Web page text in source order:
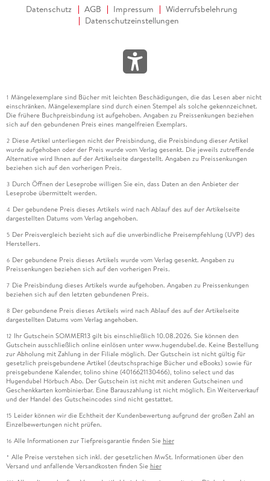
Datenschutz AGB Impressum
Widerrufsbelehrung
Datenschutzeinstellungen
1 Mängelexemplare sind Bücher mit leichten Beschädigungen, die das Lesen aber nicht
einschränken. Mängelexemplare sind durch einen Stempel als solche gekennzeichnet.
Die frühere Buchpreisbindung ist aufgehoben. Angaben zu Preissenkungen beziehen
sich auf den gebundenen Preis eines mangelfreien Exemplars.
2 Diese Artikel unterliegen nicht der Preisbindung, die Preisbindung dieser Artikel
wurde aufgehoben oder der Preis wurde vom Verlag gesenkt. Die jeweils zutreffende
Alternative wird Ihnen auf der Artikelseite dargestellt. Angaben zu Preissenkungen
beziehen sich auf den vorherigen Preis.
3 Durch Öffnen der Leseprobe willigen Sie ein, dass Daten an den Anbieter der
Leseprobe übermittelt werden.
4 Der gebundene Preis dieses Artikels wird nach Ablauf des auf der Artikelseite
dargestellten Datums vom Verlag angehoben.
5 Der Preisvergleich bezieht sich auf die unverbindliche Preisempfehlung (UVP) des
Herstellers.
6 Der gebundene Preis dieses Artikels wurde vom Verlag gesenkt. Angaben zu
Preissenkungen beziehen sich auf den vorherigen Preis.
7 Die Preisbindung dieses Artikels wurde aufgehoben. Angaben zu Preissenkungen
beziehen sich auf den letzten gebundenen Preis.
8 Der gebundene Preis dieses Artikels wird nach Ablauf des auf der Artikelseite
dargestellten Datums vom Verlag angehoben.
12 Ihr Gutschein SOMMER13 gilt bis einschließlich 10.08.2026. Sie können den
Gutschein ausschließlich online einlösen unter www.hugendubel.de. Keine Bestellung
zur Abholung mit Zahlung in der Filiale möglich. Der Gutschein ist nicht gültig für
gesetzlich preisgebundene Artikel (deutschsprachige Bücher und eBooks) sowie für
preisgebundene Kalender, tolino shine (4016621130466), tolino select und das
Hugendubel Hörbuch Abo. Der Gutschein ist nicht mit anderen Gutscheinen und
Geschenkkarten kombinierbar. Eine Barauszahlung ist nicht möglich. Ein Weiterverkauf
und der Handel des Gutscheincodes sind nicht gestattet.
15 Leider können wir die Echtheit der Kundenbewertung aufgrund der großen Zahl an
Einzelbewertungen nicht prüfen.
16 Alle Informationen zur Tiefpreisgarantie finden Sie hier
* Alle Preise verstehen sich inkl. der gesetzlichen MwSt. Informationen über den
Versand und anfallende Versandkosten finden Sie hier